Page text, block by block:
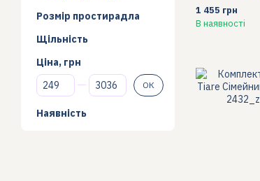
1 455 грн
В наявності
Розмір простирадла
Щільність
Ціна, грн
Від Ціна, грн
До Ціна, грн ОК
Наявність